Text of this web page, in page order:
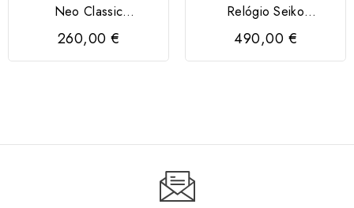
Neo Classic
Numeração Romana
Brc. Pele
260,00 €
Relógio Seiko
SSB481P1
490,00 €